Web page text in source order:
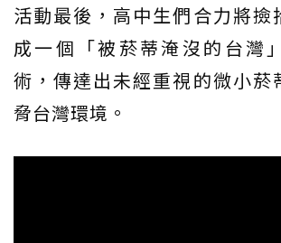
活動最後，高中生們合力將撿
成一個「被菸蒂淹沒的台灣
術，傳達出未經重視的微小菸
脅台灣環境。